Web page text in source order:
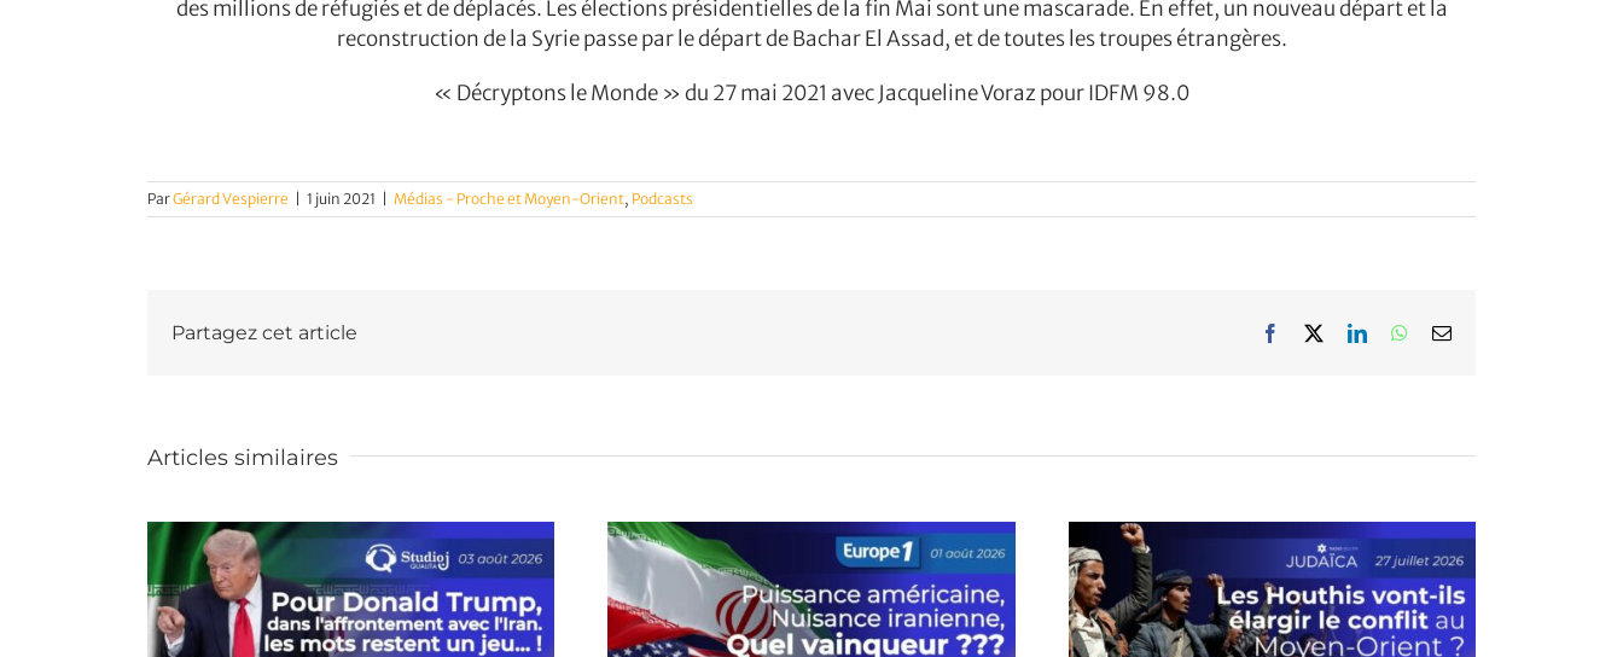
des millions de réfugiés et de déplacés. Les élections présidentielles de la fin Mai sont une mascarade. En effet, un nouveau départ et la
reconstruction de la Syrie passe par le départ de Bachar El Assad, et de toutes les troupes étrangères.
« Décryptons le Monde » du 27 mai 2021 avec Jacqueline Voraz pour IDFM 98.0
ParGérard Vespierre 1 juin 2021 Médias - Proche et Moyen-Orient, Podcasts
Partagez cet article Facebook LinkedInWhatsApp
Email
Articles similaires